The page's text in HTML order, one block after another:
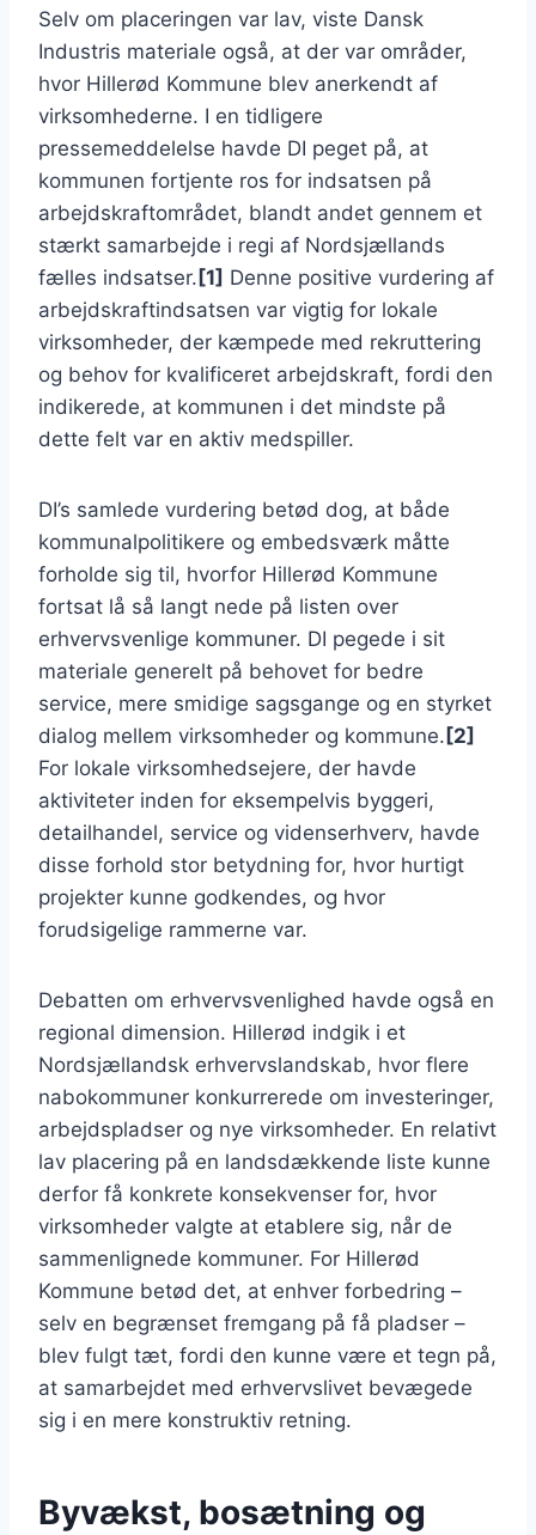
Selv om placeringen var lav, viste Dansk
Industris materiale også, at der var områder,
hvor Hillerød Kommune blev anerkendt af
virksomhederne. I en tidligere
pressemeddelelse havde DI peget på, at
kommunen fortjente ros for indsatsen på
arbejdskraftområdet, blandt andet gennem et
stærkt samarbejde i regi af Nordsjællands
fælles indsatser. [1] Denne positive vurdering af
arbejdskraftindsatsen var vigtig for lokale
virksomheder, der kæmpede med rekruttering
og behov for kvalificeret arbejdskraft, fordi den
indikerede, at kommunen i det mindste på
dette felt var en aktiv medspiller.
DI’s samlede vurdering betød dog, at både
kommunalpolitikere og embedsværk måtte
forholde sig til, hvorfor Hillerød Kommune
fortsat lå så langt nede på listen over
erhvervsvenlige kommuner. DI pegede i sit
materiale generelt på behovet for bedre
service, mere smidige sagsgange og en styrket
dialog mellem virksomheder og kommune. [2]
For lokale virksomhedsejere, der havde
aktiviteter inden for eksempelvis byggeri,
detailhandel, service og videnserhverv, havde
disse forhold stor betydning for, hvor hurtigt
projekter kunne godkendes, og hvor
forudsigelige rammerne var.
Debatten om erhvervsvenlighed havde også en
regional dimension. Hillerød indgik i et
Nordsjællandsk erhvervslandskab, hvor flere
nabokommuner konkurrerede om investeringer,
arbejdspladser og nye virksomheder. En relativt
lav placering på en landsdækkende liste kunne
derfor få konkrete konsekvenser for, hvor
virksomheder valgte at etablere sig, når de
sammenlignede kommuner. For Hillerød
Kommune betød det, at enhver forbedring –
selv en begrænset fremgang på få pladser –
blev fulgt tæt, fordi den kunne være et tegn på,
at samarbejdet med erhvervslivet bevægede
sig i en mere konstruktiv retning.
Byvækst, bosætning og